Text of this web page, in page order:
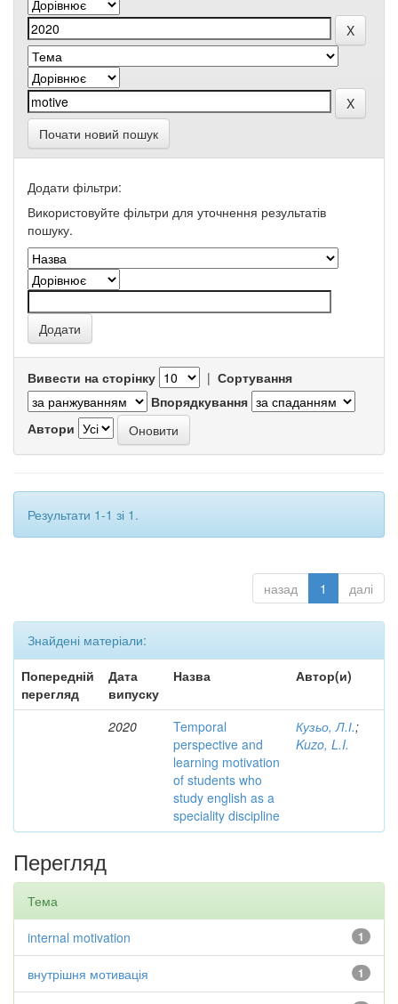
Почати новий пошук
Додати фільтри:
Використовуйте фільтри для уточнення результатів
пошуку.
Вивести на сторінку | Сортування
Впорядкування
Автори
Результати 1-1 зі 1.
назад 1 далі
Знайдені матеріали:
Попередній
перегляд
Дата
випуску
Назва Автор(и)
2020
Temporal
perspective and
learning motivation
of students who
study english as a
speciality discipline
Кузьо, Л.І.;
Kuzo, L.I.
Перегляд
Тема
1
internal motivation
1
внутрішня мотивація